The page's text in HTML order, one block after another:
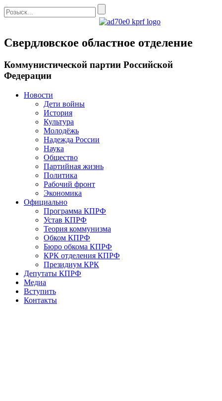
Свердловское областное отделение
Коммунистической партии Российской
Федерации
Новости
Дети войны
История
Культура
Молодёжь
Надежда России
Наука
Общество
Партийная жизнь
Политика
Рабочий фронт
Экономика
Официально
Программа КПРФ
Устав КПРФ
Теория коммунизма
Обком КПРФ
Бюро обкома КПРФ
КРК отделения КПРФ
Президиум КРК
Депутаты КПРФ
Медиа
Вступить
Контакты